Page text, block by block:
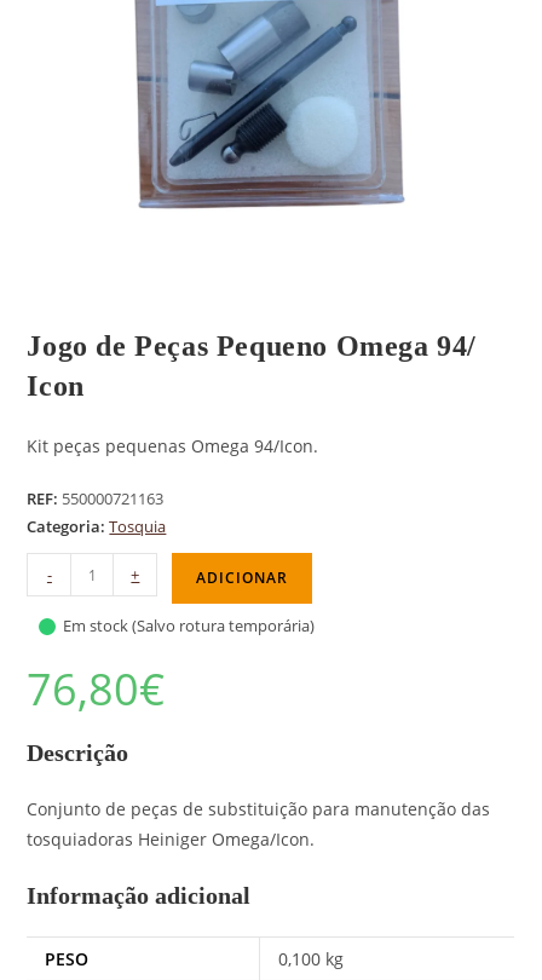
Jogo de Peças Pequeno Omega 94/
Icon
Kit peças pequenas Omega 94/Icon.
REF: 550000721163
Categoria:Tosquia
- + ADICIONAR
Em stock (Salvo rotura temporária)
76,80€
Descrição
Conjunto de peças de substituição para manutenção das
tosquiadoras Heiniger Omega/Icon.
Informação adicional
PESO
0,100 kg